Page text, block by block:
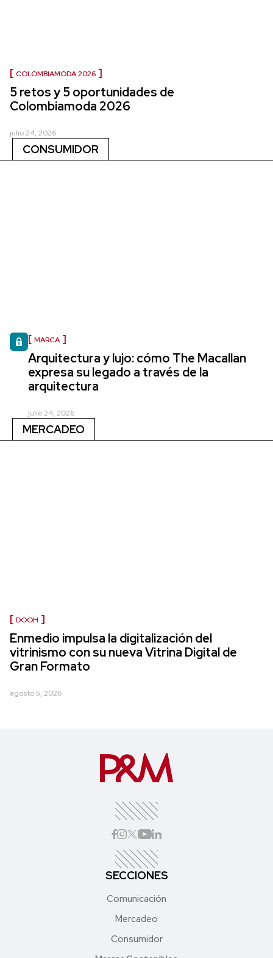
COLOMBIAMODA 2026
5 retos y 5 oportunidades de
Colombiamoda 2026
julio 24, 2026
CONSUMIDOR
MARCA
Arquitectura y lujo: cómo The Macallan
expresa su legado a través de la
arquitectura
julio 24, 2026
MERCADEO
DOOH
Enmedio impulsa la digitalización del
vitrinismo con su nueva Vitrina Digital de
Gran Formato
agosto 5, 2026
SECCIONES
Comunicación
Mercadeo
Consumidor